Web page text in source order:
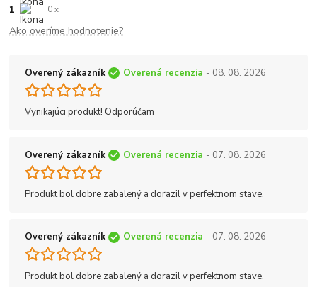
1 0 x
Ako overíme hodnotenie?
Overený zákazník Overená recenzia - 08. 08. 2026
Vynikajúci produkt! Odporúčam
Overený zákazník Overená recenzia - 07. 08. 2026
Produkt bol dobre zabalený a dorazil v perfektnom stave.
Overený zákazník Overená recenzia - 07. 08. 2026
Produkt bol dobre zabalený a dorazil v perfektnom stave.